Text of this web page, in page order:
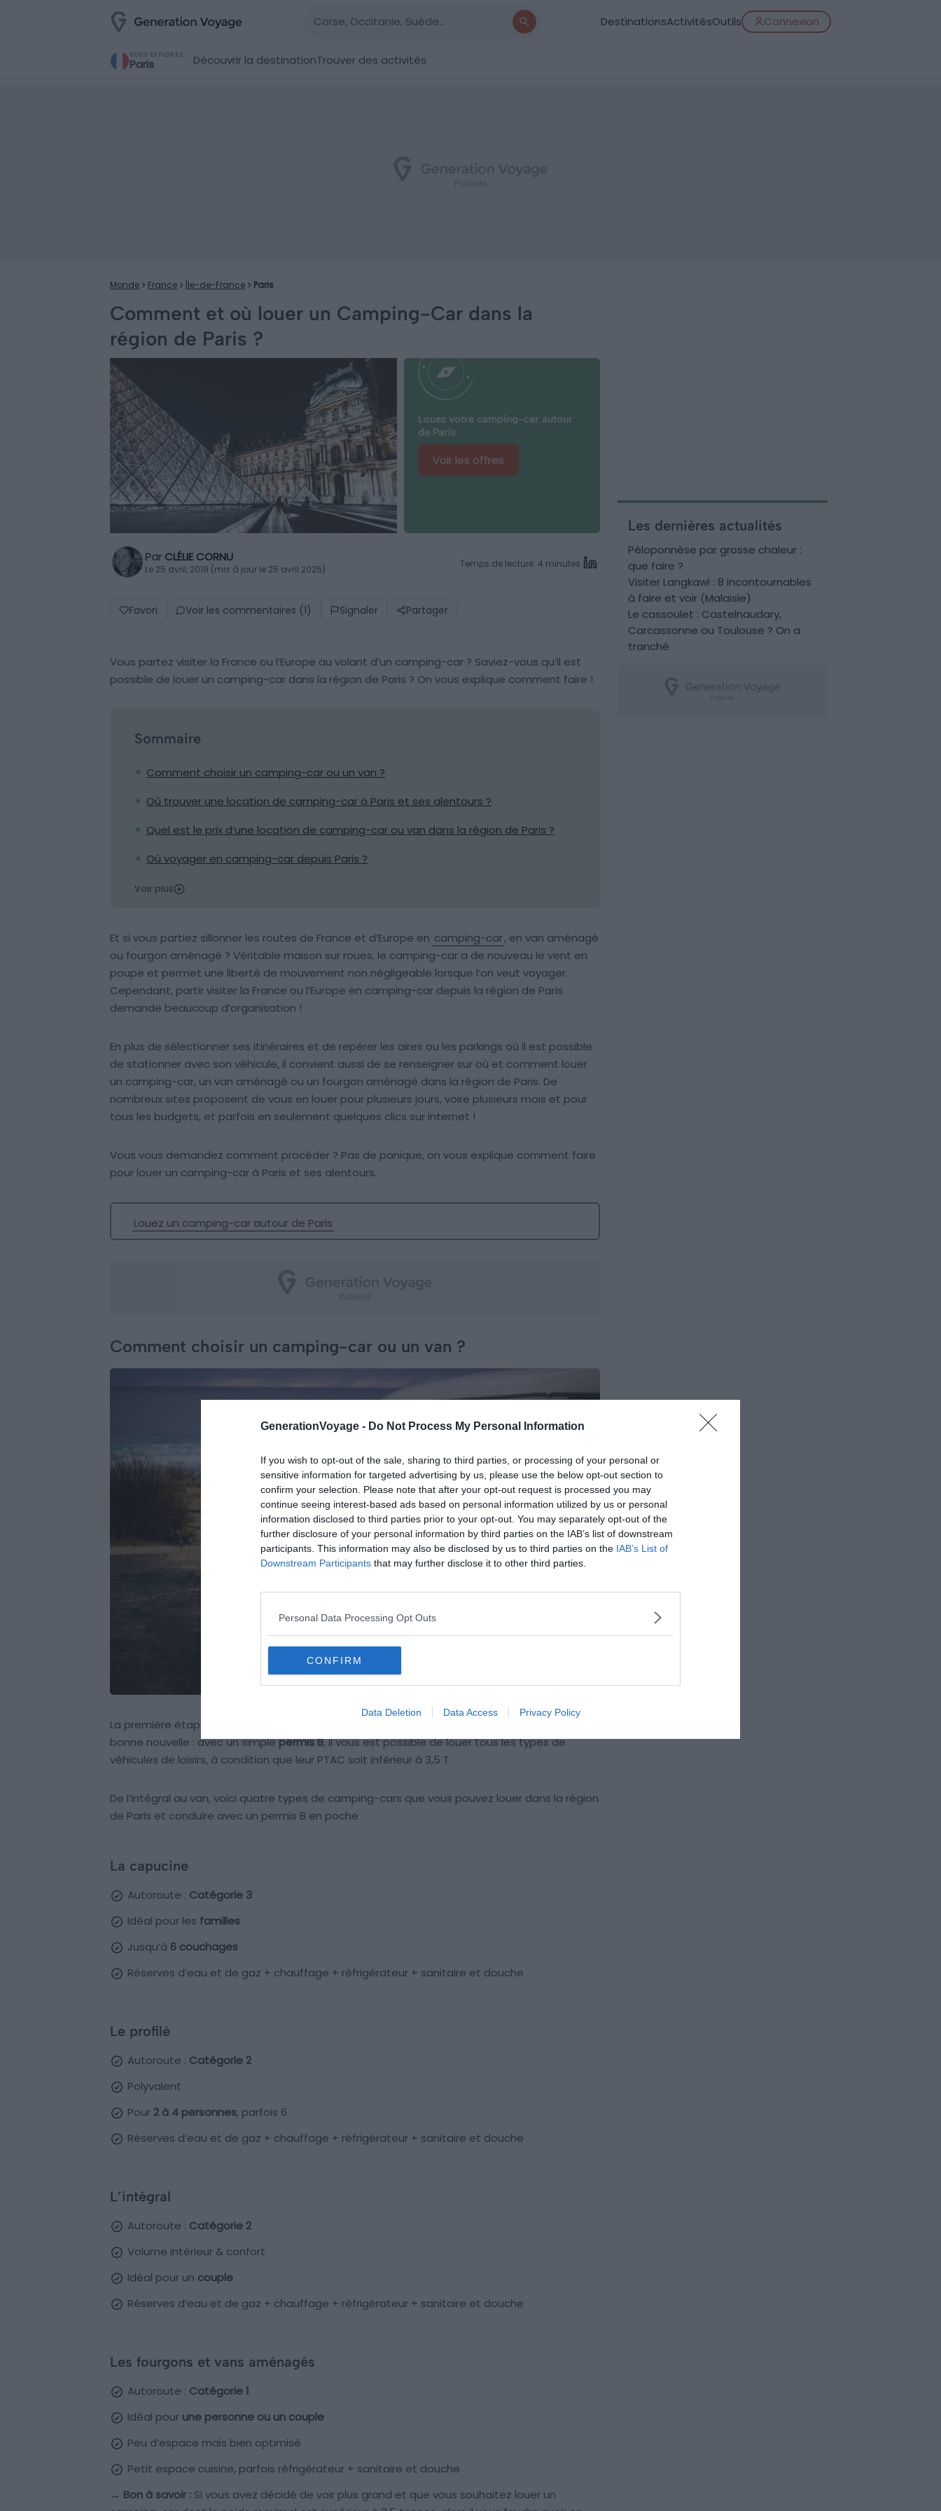
GenerationVoyage - Do Not Process My Personal Information
If you wish to opt-out of the sale, sharing to third parties, or processing of your personal or
sensitive information for targeted advertising by us, please use the below opt-out section to
confirm your selection. Please note that after your opt-out request is processed you may
continue seeing interest-based ads based on personal information utilized by us or personal
information disclosed to third parties prior to your opt-out. You may separately opt-out of the
further disclosure of your personal information by third parties on the IAB’s list of downstream
participants. This information may also be disclosed by us to third parties on the IAB’s List of
Downstream Participants that may further disclose it to other third parties.
Personal Data Processing Opt Outs
CONFIRM
Data Deletion Data Access Privacy Policy
DestinationsActivitésOutils Connexion
VOUS EXPLOREZ
Paris Découvrir la destinationTrouver des activités
Monde France Île-de-France Paris
Comment et où louer un Camping-Car dans la
région de Paris ?
Louez votre camping-car autour
de Paris
Voir les offres
Par CLÉLIE CORNU
Le 25 avril, 2019 (mis à jour le 25 avril 2025) Temps de lecture: 4 minutes
Favori Voir les commentaires (1) Signaler Partager
Vous partez visiter la France ou l’Europe au volant d’un camping-car ? Saviez-vous qu’il est
possible de louer un camping-car dans la région de Paris ? On vous explique comment faire !
Sommaire
Comment choisir un camping-car ou un van ?
Où trouver une location de camping-car à Paris et ses alentours ?
Quel est le prix d’une location de camping-car ou van dans la région de Paris ?
Où voyager en camping-car depuis Paris ?
Voir plus
Et si vous partiez sillonner les routes de France et d’Europe en camping-car, en van aménagé
ou fourgon aménagé ? Véritable maison sur roues, le camping-car a de nouveau le vent en
poupe et permet une liberté de mouvement non négligeable lorsque l’on veut voyager.
Cependant, partir visiter la France ou l’Europe en camping-car depuis la région de Paris
demande beaucoup d’organisation !
En plus de sélectionner ses itinéraires et de repérer les aires ou les parkings où il est possible
de stationner avec son véhicule, il convient aussi de se renseigner sur où et comment louer
un camping-car, un van aménagé ou un fourgon aménagé dans la région de Paris. De
nombreux sites proposent de vous en louer pour plusieurs jours, voire plusieurs mois et pour
tous les budgets, et parfois en seulement quelques clics sur internet !
Vous vous demandez comment procéder ? Pas de panique, on vous explique comment faire
pour louer un camping-car à Paris et ses alentours.
Louez un camping-car autour de Paris
Comment choisir un camping-car ou un van ?
La première étape pour un séjour réussi est de louer un véhicule adapté à son voyage ! Et
bonne nouvelle : avec un simplepermis B, il vous est possible de louer tous les types de
véhicules de loisirs, à condition que leur PTAC soit inférieur à 3,5 T.
De l’intégral au van, voici quatre types de camping-cars que vous pouvez louer dans la région
de Paris et conduire avec un permis B en poche :
La capucine
Autoroute : Catégorie 3
Idéal pour les familles
Jusqu’à 6 couchages
Réserves d’eau et de gaz + chauffage + réfrigérateur + sanitaire et douche
Le profilé
Autoroute : Catégorie 2
Polyvalent
Pour 2 à 4 personnes, parfois 6
Réserves d’eau et de gaz + chauffage + réfrigérateur + sanitaire et douche
L’intégral
Autoroute : Catégorie 2
Volume intérieur & confort
Idéal pour un couple
Réserves d’eau et de gaz + chauffage + réfrigérateur + sanitaire et douche
Les fourgons et vans aménagés
Autoroute : Catégorie 1
Idéal pour une personne ou un couple
Peu d’espace mais bien optimisé
Petit espace cuisine, parfois réfrigérateur + sanitaire et douche
→ Bon à savoir : Si vous avez décidé de voir plus grand et que vous souhaitez louer un
Les dernières actualités
Péloponnèse par grosse chaleur :
que faire ?
Visiter Langkawi : 8 incontournables
à faire et voir (Malaisie)
Le cassoulet : Castelnaudary,
Carcassonne ou Toulouse ? On a
tranché